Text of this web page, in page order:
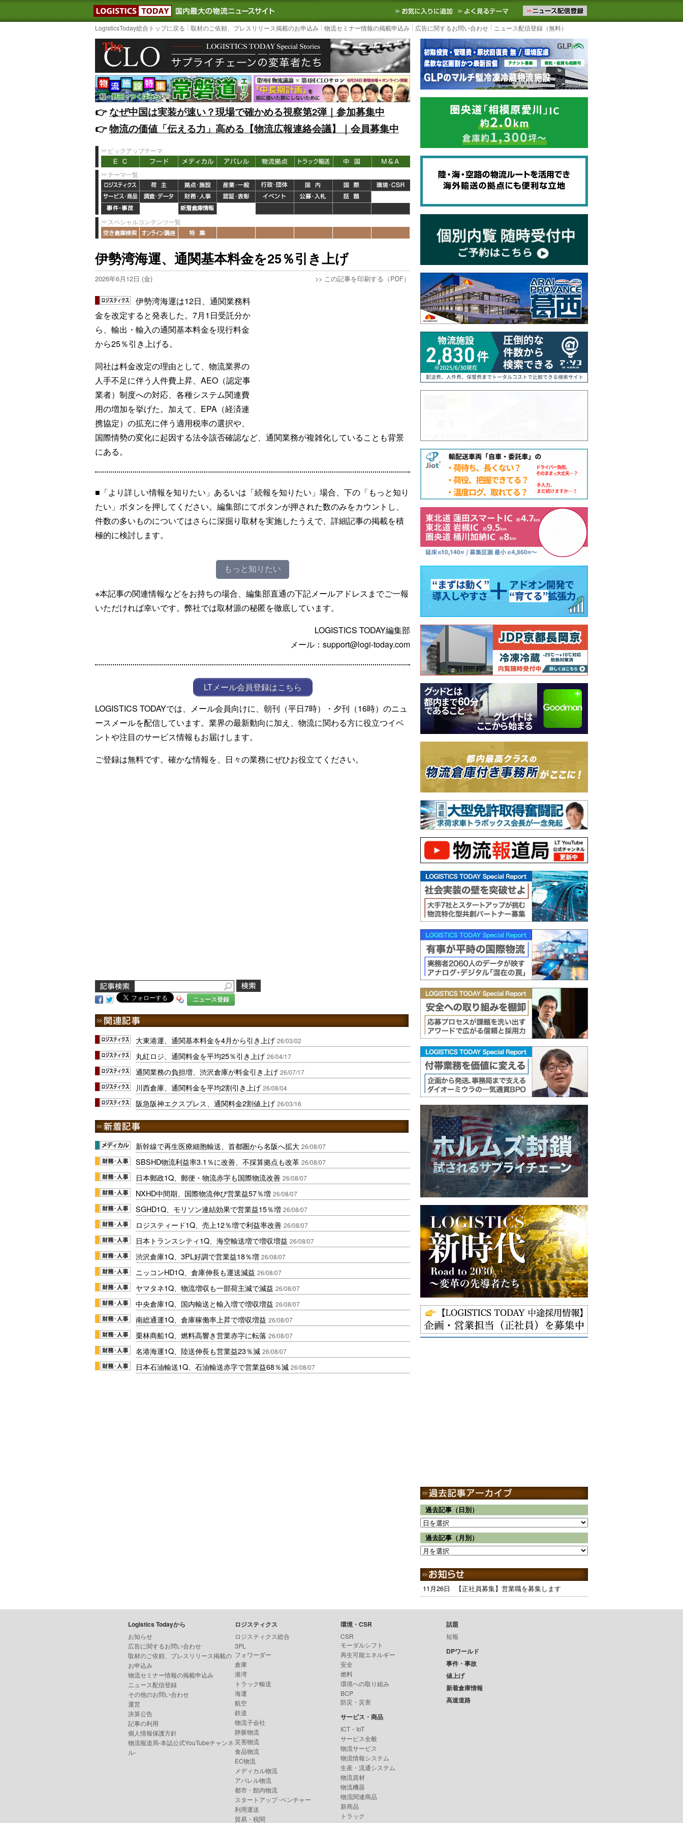
LOGISTICS TODAY｜国内最大の物流ニュースサイト3PL, SCMなど国内外の最新の物流ニュースをお届けします。物流ニュースメール配信を登録す
お気に入りに追加 よく見るテーマ
LogisticsToday総合トップに戻る 取材のご依頼、プレスリリース掲載のお申込み 物流セミナー情報の掲載申込み 広告に関するお問い合わせ ニュース配信登録（無料）
👉️なぜ中国は実装が速い？現場で確かめる視察第2弾｜参加募集中
👉️物流の価値「伝える力」高める【物流広報連絡会議】｜会員募集中
ピックアップテーマ
テーマ一覧
スペシャルコンテンツ一覧
伊勢湾海運、通関基本料金を25％引き上げ
2026年6月12日 (金) >> この記事を印刷する（PDF）
伊勢湾海運は12日、通関業務料
金を改定すると発表した。7月1日受託分か
ら、輸出・輸入の通関基本料金を現行料金
から25％引き上げる。
同社は料金改定の理由として、物流業界の
人手不足に伴う人件費上昇、AEO（認定事
業者）制度への対応、各種システム関連費
用の増加を挙げた。加えて、EPA（経済連
携協定）の拡充に伴う適用税率の選択や、
国際情勢の変化に起因する法令該否確認など、通関業務が複雑化していることも背景
にある。
■「より詳しい情報を知りたい」あるいは「続報を知りたい」場合、下の「もっと知り
たい」ボタンを押してください。編集部にてボタンが押された数のみをカウントし、
件数の多いものについてはさらに深掘り取材を実施したうえで、詳細記事の掲載を積
極的に検討します。
もっと知りたい
※本記事の関連情報などをお持ちの場合、編集部直通の下記メールアドレスまでご一報
いただければ幸いです。弊社では取材源の秘匿を徹底しています。
LOGISTICS TODAY編集部
メール：support@logi-today.com
LTメール会員登録はこちら
LOGISTICS TODAYでは、メール会員向けに、朝刊（平日7時）・夕刊（16時）のニュ
ースメールを配信しています。業界の最新動向に加え、物流に関わる方に役立つイベ
ントや注目のサービス情報もお届けします。
ご登録は無料です。確かな情報を、日々の業務にぜひお役立てください。
ニュース登録
大東港運、通関基本料金を4月から引き上げ 26/03/02
丸紅ロジ、通関料金を平均25％引き上げ 26/04/17
通関業務の負担増、渋沢倉庫が料金引き上げ 26/07/17
川西倉庫、通関料金を平均2割引き上げ 26/08/04
阪急阪神エクスプレス、通関料金2割値上げ 26/03/16
新幹線で再生医療細胞輸送、首都圏から名阪へ拡大 26/08/07
SBSHD物流利益率3.1％に改善、不採算拠点も改革 26/08/07
日本郵政1Q、郵便・物流赤字も国際物流改善 26/08/07
NXHD中間期、国際物流伸び営業益57％増 26/08/07
SGHD1Q、モリソン連結効果で営業益15％増 26/08/07
ロジスティード1Q、売上12％増で利益率改善 26/08/07
日本トランスシティ1Q、海空輸送増で増収増益 26/08/07
渋沢倉庫1Q、3PL好調で営業益18％増 26/08/07
ニッコンHD1Q、倉庫伸長も運送減益 26/08/07
ヤマタネ1Q、物流増収も一部荷主減で減益 26/08/07
中央倉庫1Q、国内輸送と輸入増で増収増益 26/08/07
南総通運1Q、倉庫稼働率上昇で増収増益 26/08/07
栗林商船1Q、燃料高響き営業赤字に転落 26/08/07
名港海運1Q、陸送伸長も営業益23％減 26/08/07
日本石油輸送1Q、石油輸送赤字で営業益68％減 26/08/07
過去記事（日別）
過去記事（月別）
11月26日 【正社員募集】営業職を募集します
Logistics Todayから
お知らせ
広告に関するお問い合わせ
取材のご依頼、プレスリリース掲載の
お申込み
物流セミナー情報の掲載申込み
ニュース配信登録
その他のお問い合わせ
運営
決算公告
記事の利用
個人情報保護方針
物流報道局-本誌公式YouTubeチャンネ
ル-
ロジスティクス
ロジスティクス総合
3PL
フォワーダー
倉庫
港湾
トラック輸送
海運
航空
鉄道
物流子会社
静脈物流
災害物流
食品物流
EC物流
メディカル物流
アパレル物流
都市・館内物流
スタートアップ･ベンチャー
利用運送
貿易・税関
環境・CSR
CSR
モーダルシフト
再生可能エネルギー
安全
燃料
環境への取り組み
BCP
防災・災害
サービス・商品
ICT・IoT
サービス全般
物流サービス
物流情報システム
生産・流通システム
物流資材
物流機器
物流関連商品
新商品
トラック
話題
短報
DPワールド
事件・事故
値上げ
新着倉庫情報
高速道路